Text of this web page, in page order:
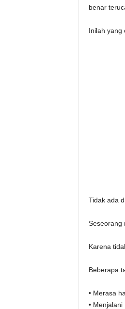
benar
Inilah yang
Tidak ada
Seseorang
Karena
Beberapa
• Merasa
•